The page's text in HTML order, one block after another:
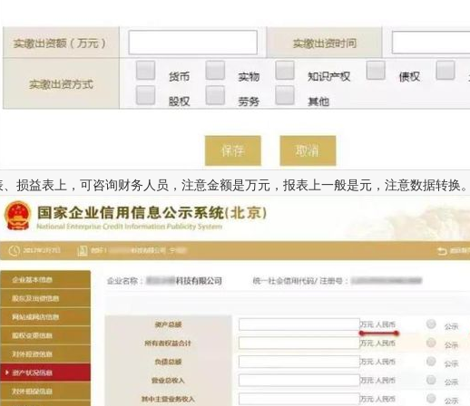
益表上，可咨询财务人员，注意金额是万元，报表上一般是元，注意数据转换